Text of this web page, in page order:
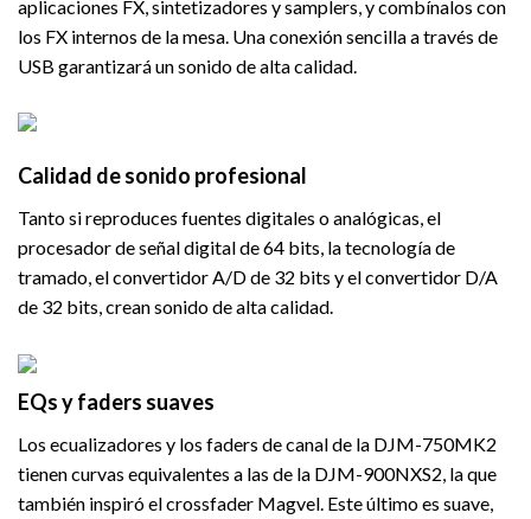
aplicaciones FX, sintetizadores y samplers, y combínalos con
los FX internos de la mesa. Una conexión sencilla a través de
USB garantizará un sonido de alta calidad.
Calidad de sonido profesional
Tanto si reproduces fuentes digitales o analógicas, el
procesador de señal digital de 64 bits, la tecnología de
tramado, el convertidor A/D de 32 bits y el convertidor D/A
de 32 bits, crean sonido de alta calidad.
EQs y faders suaves
Los ecualizadores y los faders de canal de la DJM-750MK2
tienen curvas equivalentes a las de la DJM-900NXS2, la que
también inspiró el crossfader Magvel. Este último es suave,